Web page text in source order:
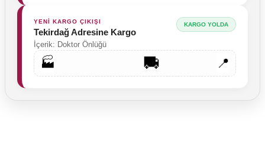
YENİ KARGO ÇIKIŞI
Tekirdağ Adresine Kargo
İçerik: Doktor Önlüğü
KARGO YOLDA
🏭 🚚 📍